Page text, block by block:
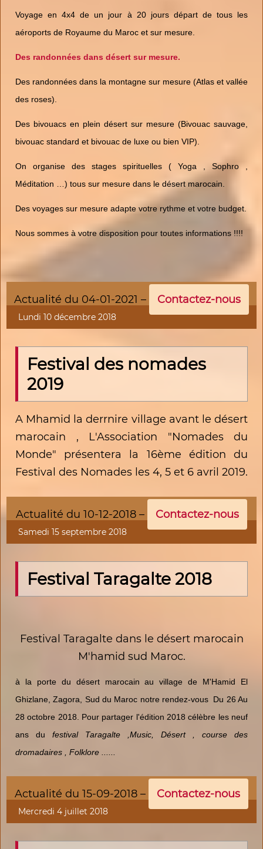
Voyage en 4x4 de un jour à 20 jours départ de tous les
aéroports de Royaume du Maroc et sur mesure.
Des randonnées dans désert sur mesure.
Des randonnées dans la montagne sur mesure (Atlas et vallée
des roses).
Des bivouacs en plein désert sur mesure (Bivouac sauvage,
bivouac standard et bivouac de luxe ou bien VIP).
On organise des stages spirituelles ( Yoga , Sophro ,
Méditation …) tous sur mesure dans le désert marocain.
Des voyages sur mesure adapte votre rythme et votre budget.
Nous sommes à votre disposition pour toutes informations !!!!
Actualité du 04-01-2021 – Contactez-nous
Lundi 10 décembre 2018
Festival des nomades
2019
A Mhamid la derrnire village avant le désert
marocain , L'Association "Nomades du
Monde" présentera la 16ème édition du
Festival des Nomades les 4, 5 et 6 avril 2019.
Actualité du 10-12-2018 – Contactez-nous
Samedi 15 septembre 2018
Festival Taragalte 2018
Festival Taragalte dans le désert marocain
M'hamid sud Maroc.
à la porte du désert marocain au village de M'Hamid El
Ghizlane, Zagora, Sud du Maroc notre rendez-vous Du 26 Au
28 octobre 2018. Pour partager l'édition 2018 célèbre les neuf
ans du festival Taragalte ,Music, Désert , course des
dromadaires , Folklore ......
Actualité du 15-09-2018 – Contactez-nous
Mercredi 4 juillet 2018